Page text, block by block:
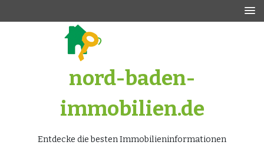
nord-baden-
immobilien.de
Entdecke die besten Immobilieninformationen